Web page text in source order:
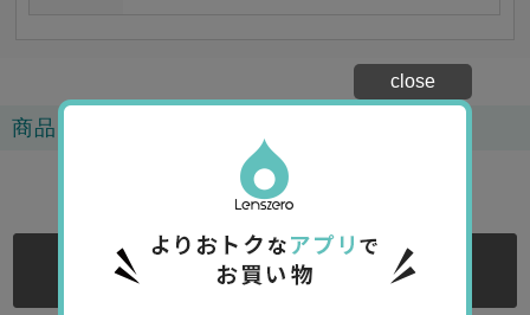
商品レビュー
5.0
ログインする
close